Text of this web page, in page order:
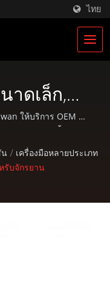
ไทย
าดเล็ก,
เครื่องมือ
กระเป๋า
าร | Pan
ให้บริการ OEM /
อแบบ, การตีขึ้นรูป,
นจักรยานและกิจกรรม
น.
น / เครื่องมือหลายประเภท
รับจักรยาน